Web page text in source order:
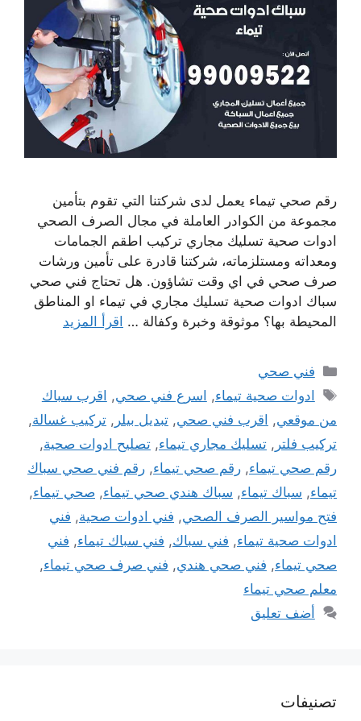
رقم صحي تيماء يعمل لدى شركتنا التي تقوم بتأمين
مجموعة من الكوادر العاملة في مجال الصرف الصحي
ادوات صحية تسليك مجاري تركيب اطقم الجمامات
ومعداته ومستلزماته، شركتنا قادرة على تأمين ورشات
صرف صحي في اي وقت تشاؤون. هل تحتاج فني صحي
سباك ادوات صحية تسليك مجاري في تيماء او المناطق
المحيطة بها؟ موثوقة وخبرة وكفالة … اقرأ المزيد
التصنيفات
فني صحي
الوسوم
ادوات صحية تيماء, اسرع فني صحي, اقرب سباك
من موقعي, اقرب فني صحي, تبديل بيلر , تركيب غسالة,
تركيب فلتر , تسليك مجاري تيماء, تصليح ادوات صحية,
رقم صحي تيماء, رقم صحي تيماء, رقم فني صحي سباك
تيماء, سباك تيماء, سباك هندي صحي تيماء, صحي تيماء,
فتح مواسير الصرف الصحي, فني ادوات صحية, فني
ادوات صحية تيماء, فني سباك, فني سباك تيماء, فني
صحي تيماء, فني صحي هندي, فني صرف صحي تيماء,
معلم صحي تيماء
أضف تعليق
تصنيفات